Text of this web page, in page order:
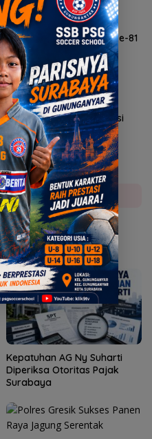
Semarakkan HUT RI ke-81
Kedung Cowek Diapreasi
Kepatuhan AG Ny Suharti
Diperiksa Otoritas Pajak
Surabaya